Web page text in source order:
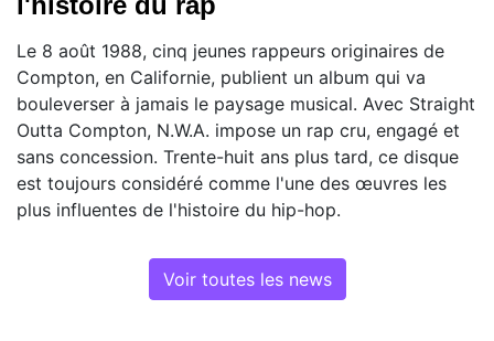
Le 8 août 1988, cinq jeunes rappeurs originaires de
Compton, en Californie, publient un album qui va
bouleverser à jamais le paysage musical. Avec Straight
Outta Compton, N.W.A. impose un rap cru, engagé et
sans concession. Trente-huit ans plus tard, ce disque
est toujours considéré comme l'une des œuvres les
plus influentes de l'histoire du hip-hop.
Voir toutes les news